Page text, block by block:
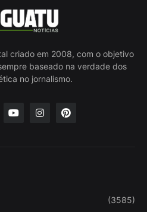
criado em 2008, com o objetivo
baseado na verdade dos
no jornalismo.
(3585)